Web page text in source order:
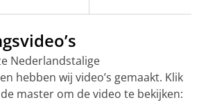
Nederlandstalige
hebben wij video’s gemaakt. Klik
master om de video te bekijken: